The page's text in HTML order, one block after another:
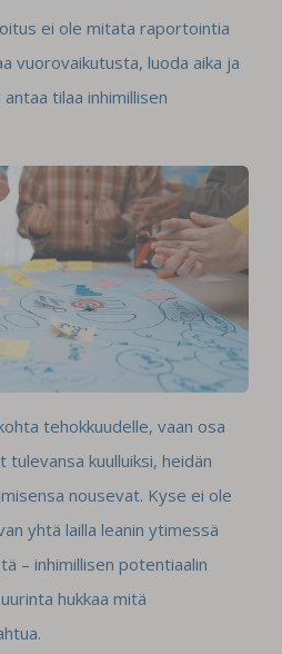
ei ole mitata raportointia
vuorovaikutusta, luoda aika ja
tilaa inhimillisen
tehokkuudelle, vaan osa
kuulluiksi, heidän
nousevat. Kyse ei ole
yhtä lailla leanin ytimessä
– inhimillisen potentiaalin
hukkaa mitä